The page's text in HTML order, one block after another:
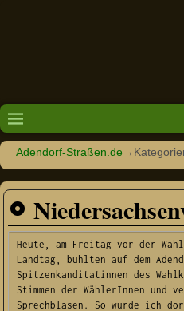
Adendorf-Straßen.de
Heute, am Freitag vor der Wahl
Landtag, buhlten auf dem
Spitzenkanditatinnen des
Stimmen der WählerInnen und
Sprechblasen. So wurde ich